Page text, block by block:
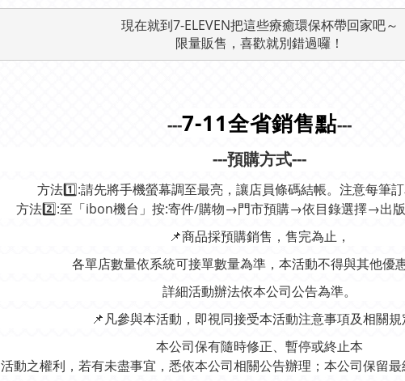
現在就到7-ELEVEN把這些療癒環保杯帶回家吧～
---7-11全省銷售點---
---預購方式---
方法1️⃣:請先將手機螢幕調至最亮，讓店員條碼結帳。注意每筆訂
方法2️⃣:至「ibon機台」按:寄件/購物→門市預購→依目錄選擇→出版
📌商品採預購銷售，售完為止，
各單店數量依系統可接單數量為準，本活動不得與其他優
詳細活動辦法依本公司公告為準。
📌凡參與本活動，即視同接受本活動注意事項及相關規
本公司保有隨時修正、暫停或終止本
活動之權利，若有未盡事宜，悉依本公司相關公告辦理；本公司保留最